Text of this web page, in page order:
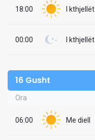
18:00 I kthjellët
00:00 I kthjellët
16 Gusht
Ora
06:00 Me diell